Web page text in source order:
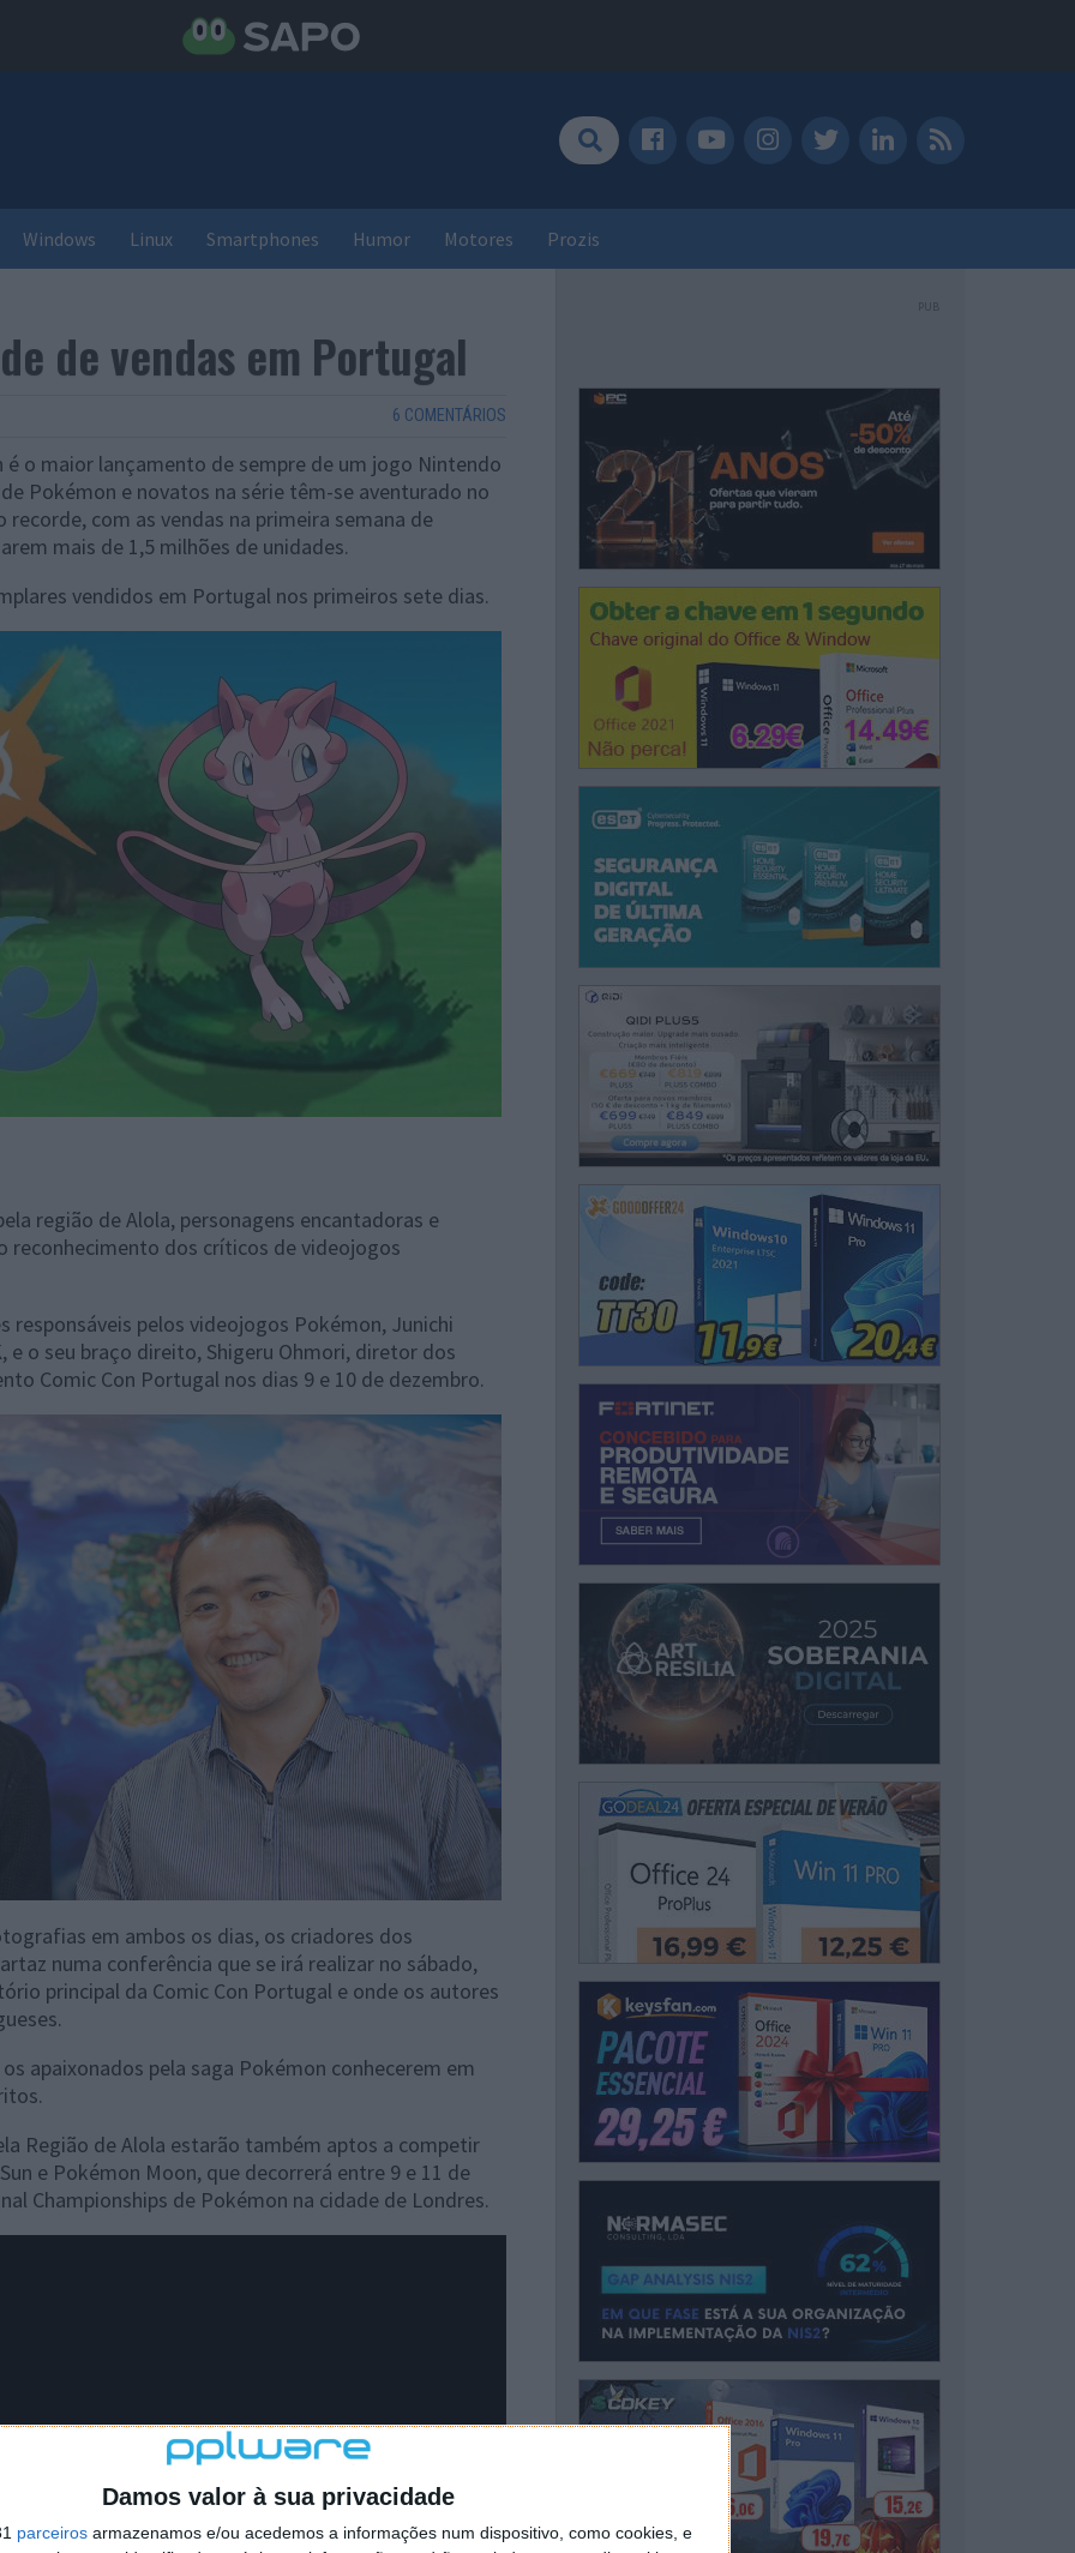
Damos valor à sua privacidade
parceiros armazenamos e/ou acedemos a informações num dispositivo, como cookies, e
Windows Linux Smartphones Humor Motores Prozis
de vendas em Portugal
6 COMENTÁRIOS
o maior lançamento de sempre de um jogo Nintendo
Pokémon e novatos na série têm-se aventurado no
com as vendas na primeira semana de
mais de 1,5 milhões de unidades.
vendidos em Portugal nos primeiros sete dias.
região de Alola, personagens encantadoras e
reconhecimento dos críticos de videojogos
responsáveis pelos videojogos Pokémon, Junichi
e o seu braço direito, Shigeru Ohmori, diretor dos
Comic Con Portugal nos dias 9 e 10 de dezembro.
em ambos os dias, os criadores dos
numa conferência que se irá realizar no sábado,
principal da Comic Con Portugal e onde os autores
apaixonados pela saga Pokémon conhecerem em
Região de Alola estarão também aptos a competir
e Pokémon Moon, que decorrerá entre 9 e 11 de
Championships de Pokémon na cidade de Londres.
PUB